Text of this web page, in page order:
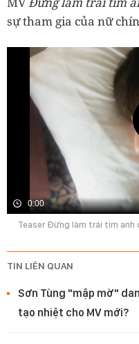
sự tham gia của nữ
0:00
Teaser Đừng làm trái tim anh
TIN LIÊN QUAN
Sơn Tùng "mập mờ"
tạo nhiệt cho MV mới?